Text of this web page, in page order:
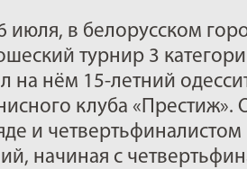
июля, в белорусском
турнир 3
на нём 15-летний
клуба
и
начиная с